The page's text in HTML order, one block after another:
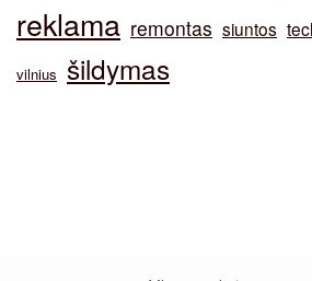
reklama remontas siuntos
vilnius šildymas